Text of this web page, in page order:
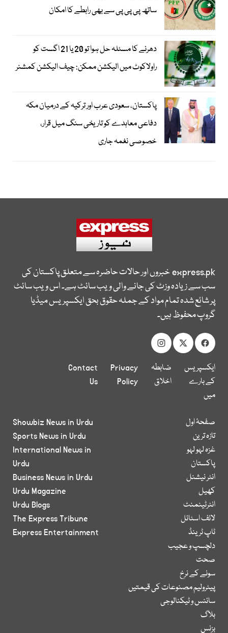
ساتھ پی پی پی سے بھی رابطے کا امکان
دھرنے کا مسئلہ حل ہوا تو 20 یا 21 اگست کو
راولاکوٹ میں الیکشن ممکن: چیف الیکشن کمشنر
پاکستان، سعودی عرب اور ترکیہ کے درمیان مکہ
دفاعی معاہدے کو تاریخی سنگ میل قرار،
خصوصی نغمہ جاری
express.pkخبروں اور حالات حاضرہ سے متعلق پاکستان کی
سب سے زیادہ وزٹ کی جانے والی ویب سائٹ ہے۔ اس ویب سائٹ
پر شائع شدہ تمام مواد کے جملہ حقوق بحق ایکسپریس میڈیا
گروپ محفوظ ہیں۔
ایکسپریس
کے بارے
میں
ضابطہ
اخلاق
Privacy
Policy
Contact
Us
صفحۂ اول
تازہ ترین
غزہ لہو لہو
پاکستان
انٹر نیشنل
کھیل
انٹرٹینمنٹ
لائف اسٹائل
ٹاپ ٹرینڈ
دلچسپ و عجیب
صحت
سونے کے نرخ
پیٹرولیم مصنوعات کی قیمتیں
سائنس و ٹیکنالوجی
بلاگ
بزنس
Showbiz News in Urdu
Sports News in Urdu
International News in
Urdu
Business News in Urdu
Urdu Magazine
Urdu Blogs
The Express Tribune
Express Entertainment